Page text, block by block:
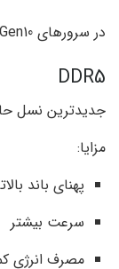
در سرورهای HPE Gen10 به طور گسترده استفاده می‌شود.
DDR5
جدیدترین نسل
مزایا:
پهنای باند
سرعت بیشتر
مصرف انرژی